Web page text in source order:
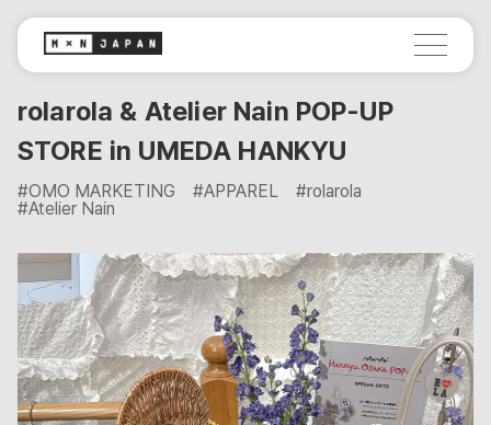
rolarola & Atelier Nain POP-UP
STORE in UMEDA HANKYU
#OMO MARKETING #APPAREL
#rolarola
#Atelier Nain